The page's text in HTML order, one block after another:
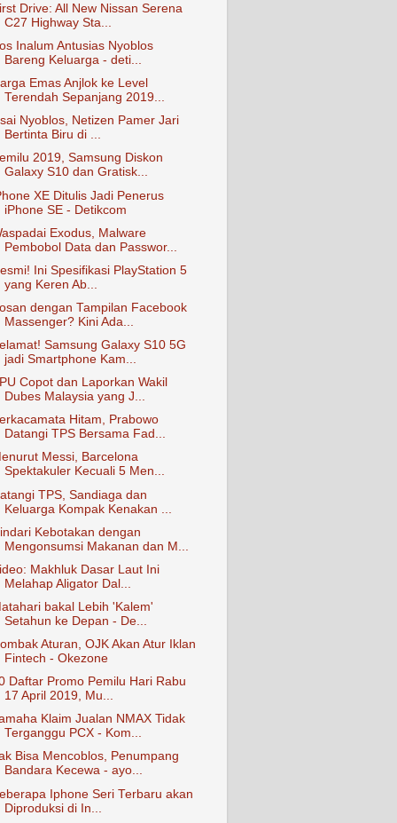
Drive: All New Nissan Serena
C27 Highway Sta...
Inalum Antusias Nyoblos
Bareng Keluarga - deti...
Emas Anjlok ke Level
Terendah Sepanjang 2019...
Nyoblos, Netizen Pamer Jari
Bertinta Biru di ...
2019, Samsung Diskon
Galaxy S10 dan Gratisk...
XE Ditulis Jadi Penerus
iPhone SE - Detikcom
Exodus, Malware
Pembobol Data dan Passwor...
Ini Spesifikasi PlayStation 5
yang Keren Ab...
dengan Tampilan Facebook
Massenger? Kini Ada...
Samsung Galaxy S10 5G
jadi Smartphone Kam...
Copot dan Laporkan Wakil
Dubes Malaysia yang J...
Hitam, Prabowo
Datangi TPS Bersama Fad...
Messi, Barcelona
Spektakuler Kecuali 5 Men...
TPS, Sandiaga dan
Keluarga Kompak Kenakan ...
Kebotakan dengan
Mengonsumsi Makanan dan M...
Makhluk Dasar Laut Ini
Melahap Aligator Dal...
bakal Lebih 'Kalem'
Setahun ke Depan - De...
Aturan, OJK Akan Atur Iklan
Fintech - Okezone
Daftar Promo Pemilu Hari Rabu
17 April 2019, Mu...
Klaim Jualan NMAX Tidak
Terganggu PCX - Kom...
Bisa Mencoblos, Penumpang
Bandara Kecewa - ayo...
Iphone Seri Terbaru akan
Diproduksi di In...